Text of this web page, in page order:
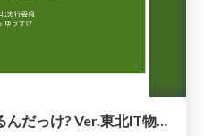
私たちはなんでテストするんだっけ? Ver.東北IT物産展2026 in 会津若松